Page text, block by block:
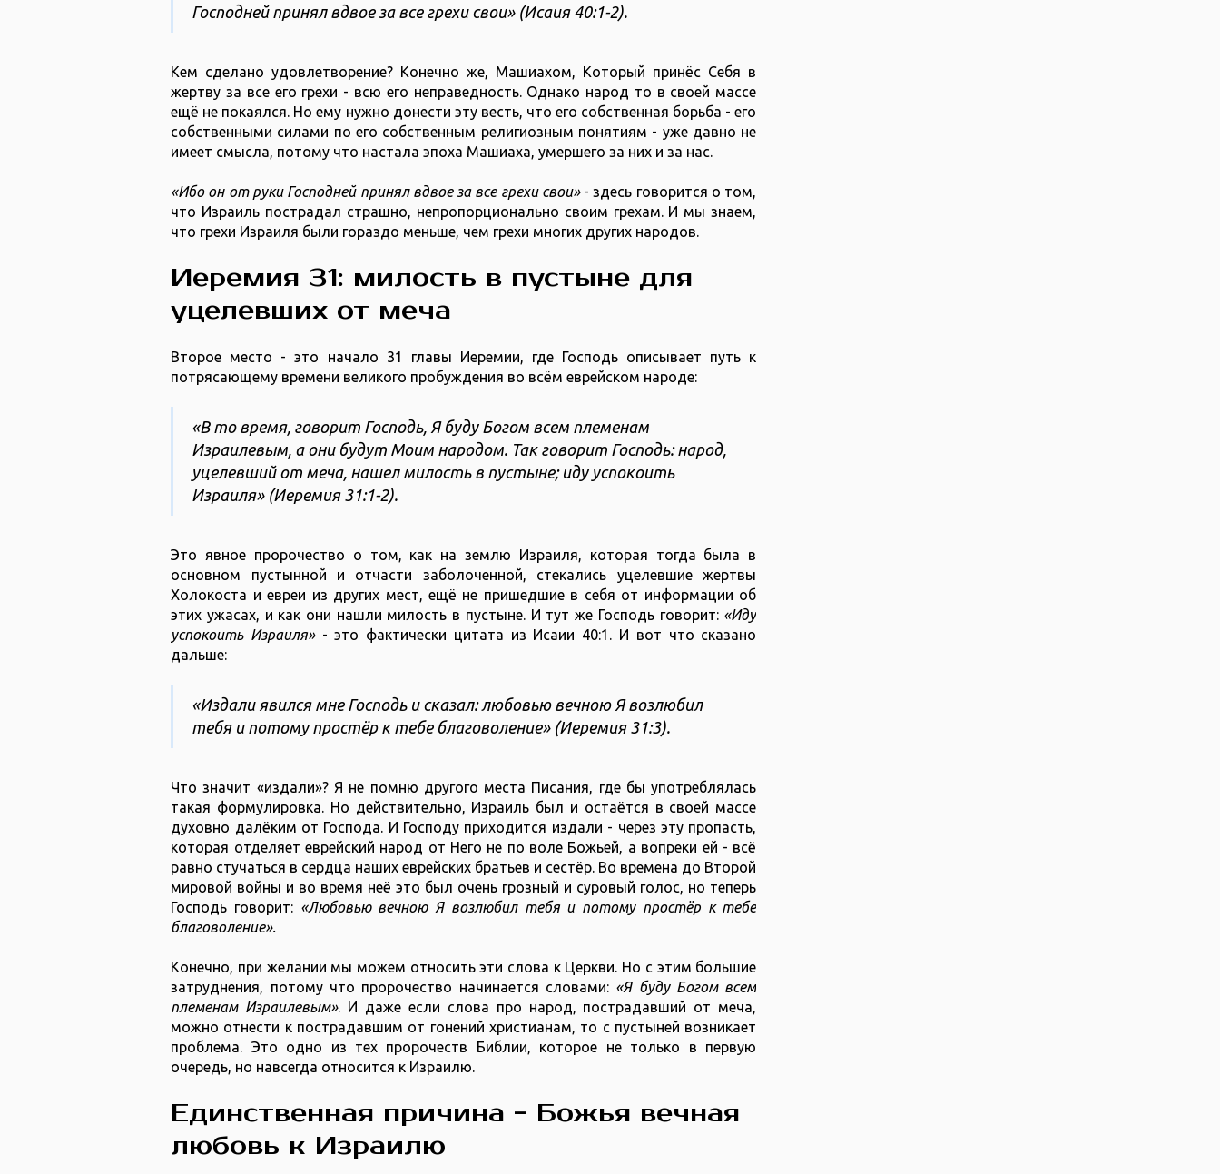
Господней принял вдвое за все грехи свои» (Исаия 40:1-2).
Кем сделано удовлетворение? Конечно же, Машиахом, Который принёс Себя в
жертву за все его грехи - всю его неправедность. Однако народ то в своей массе
ещё не покаялся. Но ему нужно донести эту весть, что его собственная борьба - его
собственными силами по его собственным религиозным понятиям - уже давно не
имеет смысла, потому что настала эпоха Машиаха, умершего за них и за нас.
«Ибо он от руки Господней принял вдвое за все грехи свои»- здесь говорится о том,
что Израиль пострадал страшно, непропорционально своим грехам. И мы знаем,
что грехи Израиля были гораздо меньше, чем грехи многих других народов.
Иеремия 31: милость в пустыне для
уцелевших от меча
Второе место - это начало 31 главы Иеремии, где Господь описывает путь к
потрясающему времени великого пробуждения во всём еврейском народе:
«В то время, говорит Господь, Я буду Богом всем племенам
Израилевым, а они будут Моим народом. Так говорит Господь: народ,
уцелевший от меча, нашел милость в пустыне; иду успокоить
Израиля» (Иеремия 31:1-2).
Это явное пророчество о том, как на землю Израиля, которая тогда была в
основном пустынной и отчасти заболоченной, стекались уцелевшие жертвы
Холокоста и евреи из других мест, ещё не пришедшие в себя от информации об
этих ужасах, и как они нашли милость в пустыне. И тут же Господь говорит: «Иду
успокоить Израиля» - это фактически цитата из Исаии 40:1. И вот что сказано
дальше:
«Издали явился мне Господь и сказал: любовью вечною Я возлюбил
тебя и потому простёр к тебе благоволение» (Иеремия 31:3).
Что значит «издали»? Я не помню другого места Писания, где бы употреблялась
такая формулировка. Но действительно, Израиль был и остаётся в своей массе
духовно далёким от Господа. И Господу приходится издали - через эту пропасть,
которая отделяет еврейский народ от Него не по воле Божьей, а вопреки ей - всё
равно стучаться в сердца наших еврейских братьев и сестёр. Во времена до Второй
мировой войны и во время неё это был очень грозный и суровый голос, но теперь
Господь говорит: «Любовью вечною Я возлюбил тебя и потому простёр к тебе
благоволение».
Конечно, при желании мы можем относить эти слова к Церкви. Но с этим большие
затруднения, потому что пророчество начинается словами: «Я буду Богом всем
племенам Израилевым». И даже если слова про народ, пострадавший от меча,
можно отнести к пострадавшим от гонений христианам, то с пустыней возникает
проблема. Это одно из тех пророчеств Библии, которое не только в первую
очередь, но навсегда относится к Израилю.
Единственная причина - Божья вечная
любовь к Израилю